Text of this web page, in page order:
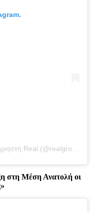
Η δημοσίευση κοινοποιήθηκε από το χρήστη Real (@realgroupgreece)
στη Μέση Ανατολή οι